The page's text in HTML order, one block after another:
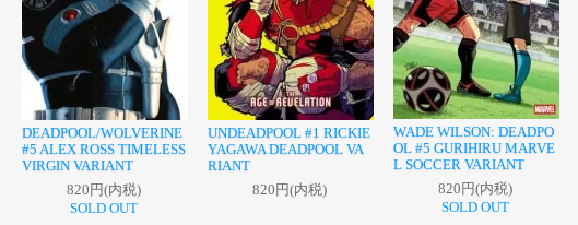
DEADPOOL/WOLVERINE
#5 ALEX ROSS TIMELESS
VIRGIN VARIANT
820円(内税)
SOLD OUT
UNDEADPOOL #1 RICKIE
YAGAWA DEADPOOL VA
RIANT
820円(内税)
WADE WILSON: DEADPO
OL #5 GURIHIRU MARVE
L SOCCER VARIANT
820円(内税)
SOLD OUT